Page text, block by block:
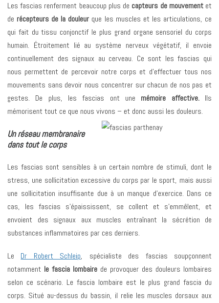
Les fascias renferment beaucoup plus de capteurs de mouvementet
de récepteurs de la douleur que les muscles et les articulations, ce
qui fait du tissu conjonctif le plus grand organe sensoriel du corps
humain. Étroitement lié au système nerveux végétatif, il envoie
continuellement des signaux au cerveau. Ce sont les fascias qui
nous permettent de percevoir notre corps et d’effectuer tous nos
mouvements sans devoir nous concentrer sur chacun de nos pas et
gestes. De plus, les fascias ont une mémoire affective.Ils
mémorisent tout ce que nous vivons – et donc aussi les douleurs.
Un réseau membranaire
dans tout le corps
Les fascias sont sensibles à un certain nombre de stimuli, dont le
stress, une sollicitation excessive du corps par le sport, mais aussi
une sollicitation insuffisante due à un manque d’exercice. Dans ce
cas, les fascias s’épaississent, se collent et s’emmêlent, et
envoient des signaux aux muscles entraînant la sécrétion de
substances inflammatoires par ces derniers.
Le Dr Robert Schleip, spécialiste des fascias soupçonnent
notamment le fascia lombaire de provoquer des douleurs lombaires
selon ce scénario. Le fascia lombaire est le plus grand fascia du
corps. Situé au-dessus du bassin, il relie les muscles dorsaux aux